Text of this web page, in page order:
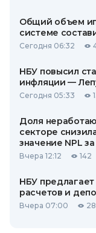
Общий объем
системе
Сегодня 06:32
НБУ повысил
инфляции —
Сегодня 05:33
Доля
секторе
значение NPL за
Вчера 12:12 142
НБУ
расчетов и
Вчера 07:00